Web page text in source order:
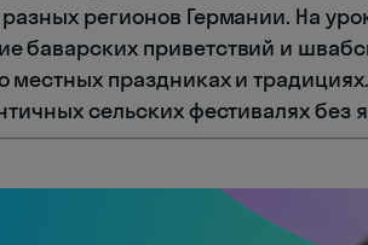
регионов Германии. На
баварских приветствий и
местных праздниках и
сельских фестивалях без